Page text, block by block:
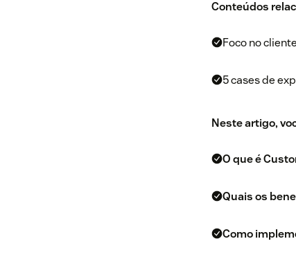
Conteúdos
Foco no
5 cases de
Neste artigo,
O que é
Quais os
Como